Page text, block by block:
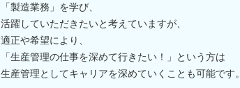
「製造業務」を学び、
活躍していただきたいと考えていますが、
適正や希望により、
「生産管理の仕事を深めて行きたい！」という方は
生産管理としてキャリアを深めていくことも可能です。